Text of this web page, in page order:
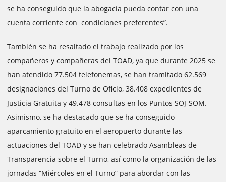
se ha conseguido que la abogacía pueda contar con una
cuenta corriente con condiciones preferentes”.
También se ha resaltado el trabajo realizado por los
compañeros y compañeras del TOAD, ya que durante 2025 se
han atendido 77.504 telefonemas, se han tramitado 62.569
designaciones del Turno de Oficio, 38.408 expedientes de
Justicia Gratuita y 49.478 consultas en los Puntos SOJ-SOM.
Asimismo, se ha destacado que se ha conseguido
aparcamiento gratuito en el aeropuerto durante las
actuaciones del TOAD y se han celebrado Asambleas de
Transparencia sobre el Turno, así como la organización de las
jornadas “Miércoles en el Turno” para abordar con las